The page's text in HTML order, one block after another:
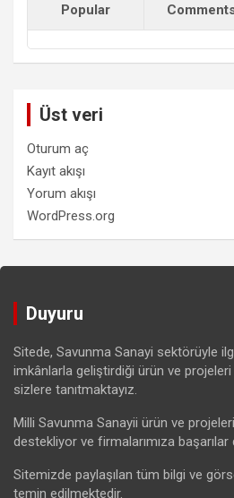
Popular
Üst veri
Oturum aç
Kayıt akışı
Yorum akışı
WordPress.org
Duyuru
Sitede, Savunma Sanayi sektörüyle
imkânlarla geliştirdiği ürün ve projeleri
sizlere tanıtmaktayız.
Milli Savunma Sanayii ürün ve
destekliyor ve firmalarımıza başarılar
Sitemizde paylaşılan tüm bilgi ve
temin edilmektedir.